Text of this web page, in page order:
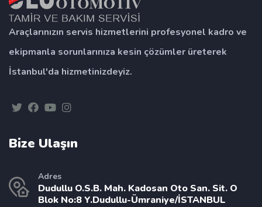
Araçlarınızın servis hizmetlerini profesyonel kadro ve
ekipmanla sorunlarınıza kesin çözümler üreterek
İstanbul'da hizmetinizdeyiz.
Bize Ulaşın
Adres
Dudullu O.S.B. Mah. Kadosan Oto San. Sit. O
Blok No:8 Y.Dudullu-Ümraniye/İSTANBUL